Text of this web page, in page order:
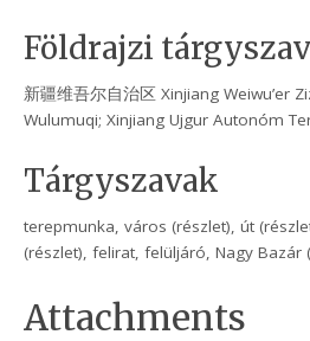
Földrajzi
新疆维吾尔自治区 Xinjiang Weiwu’er
Wulumuqi; Xinjiang Ujgur Autonóm
Tárgyszavak
terepmunka, város (részlet), út
(részlet), felirat, felüljáró, Nagy Bazár
Attachments